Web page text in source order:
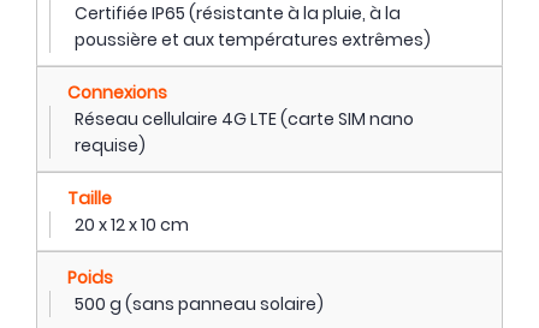
Certifiée IP65 (résistante à la pluie, à la
poussière et aux températures extrêmes)
Connexions
Réseau cellulaire 4G LTE (carte SIM nano
requise)
Taille
20 x 12 x 10 cm
Poids
500 g (sans panneau solaire)